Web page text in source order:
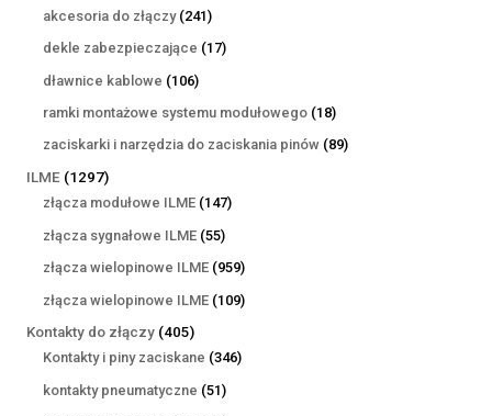
produktów
akcesoria do złączy 241241
produktów
dekle zabezpieczające 1717
dławnice kablowe 106106
produktów
ramki montażowe systemu modułowego 1818
produktów
zaciskarki i narzędzia do zaciskania pinów 8989
ILME 12971297
produktów
złącza modułowe ILME 147147
złącza sygnałowe ILME 5555
produktów
złącza wielopinowe ILME 959959
produktów
złącza wielopinowe ILME 109109
Kontakty do złączy 405405
produktów
Kontakty i piny zaciskane 346346
kontakty pneumatyczne 5151